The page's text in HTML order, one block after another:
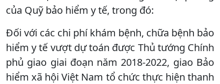
của Quỹ bảo hiểm y tế, trong đó:
Đối với các chi phí khám bệnh, chữa bệnh bảo
hiểm y tế vượt dự toán được Thủ tướng Chính
phủ giao giai đoạn năm 2018-2022, giao Bảo
hiểm xã hội Việt Nam tổ chức thực hiện thanh